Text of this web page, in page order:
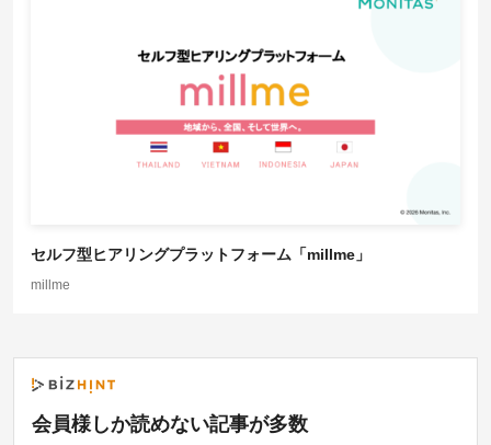
セルフ型ヒアリングプラットフォーム「millme」
millme
会員様しか読めない記事が多数